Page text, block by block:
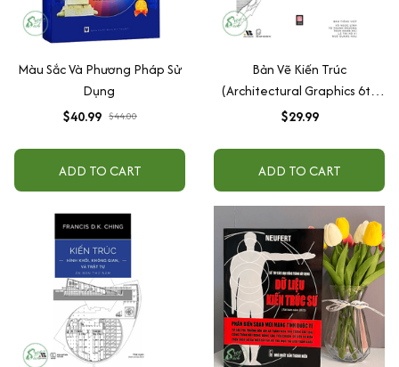
Màu Sắc Và Phương Pháp Sử
Dụng
$40.99 $44.00
ADD TO CART
Bản Vẽ Kiến Trúc
(Architectural Graphics 6th
edition)
$29.99
ADD TO CART